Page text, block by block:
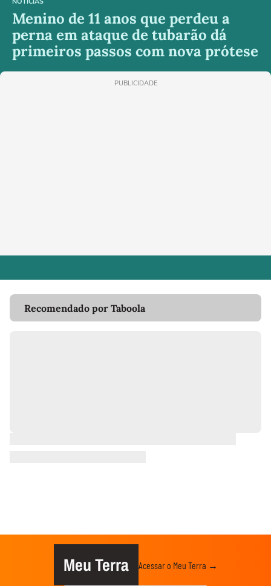
Menino de 11 anos que perdeu a
perna em ataque de tubarão dá
primeiros passos com nova prótese
PUBLICIDADE
Recomendado por Taboola
Meu Terra Acessar o Meu Terra →